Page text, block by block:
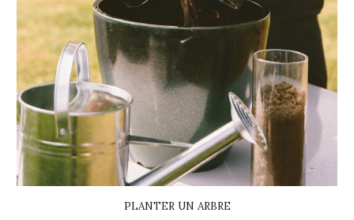
PLANTER UN ARBRE